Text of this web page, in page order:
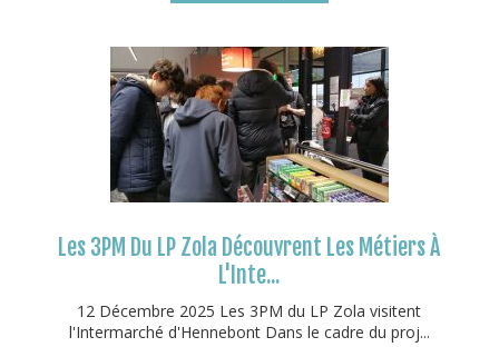
Les 3PM Du LP Zola Découvrent Les Métiers À
L'Inte...
12 Décembre 2025 Les 3PM du LP Zola visitent
l'Intermarché d'Hennebont Dans le cadre du proj...